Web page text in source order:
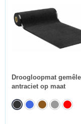
Droogloopmat
antraciet op maat